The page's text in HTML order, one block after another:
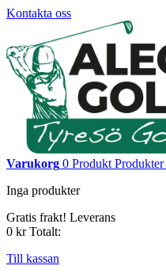
Kontakta oss
Varukorg 0 Produkt Produkter
Inga produkter
Gratis frakt! Leverans
0 kr Totalt:
Till kassan